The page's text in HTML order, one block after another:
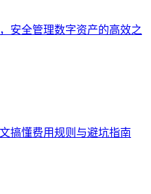
安全管理数字资产的高效之
搞懂费用规则与避坑指南